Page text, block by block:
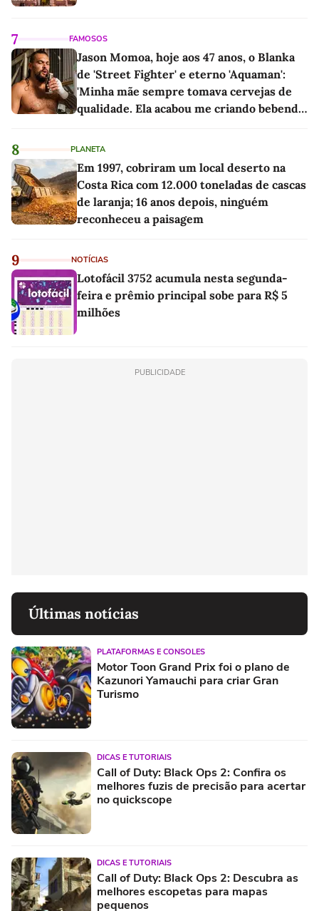
7 FAMOSOS
Jason Momoa, hoje aos 47 anos, o Blanka
de 'Street Fighter' e eterno 'Aquaman':
'Minha mãe sempre tomava cervejas de
qualidade. Ela acabou me criando bebendo
8 PLANETA
Em 1997, cobriram um local deserto na
Costa Rica com 12.000 toneladas de cascas
de laranja; 16 anos depois, ninguém
reconheceu a paisagem
9 NOTÍCIAS
Lotofácil 3752 acumula nesta segunda-
feira e prêmio principal sobe para R$ 5
milhões
PUBLICIDADE
Últimas notícias
PLATAFORMAS E CONSOLES
Motor Toon Grand Prix foi o plano de
Kazunori Yamauchi para criar Gran
Turismo
DICAS E TUTORIAIS
Call of Duty: Black Ops 2: Confira os
melhores fuzis de precisão para acertar
no quickscope
DICAS E TUTORIAIS
Call of Duty: Black Ops 2: Descubra as
melhores escopetas para mapas
pequenos